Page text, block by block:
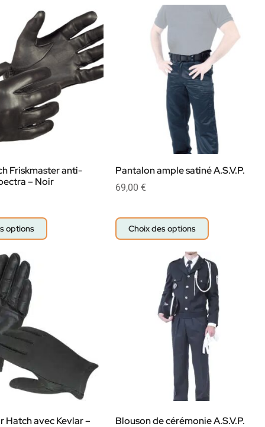
Friskmaster anti-
– Noir
options
Pantalon ample satiné A.S.V.P.
69,00€
Choix des options
Hatch avec Kevlar –
Blouson de cérémonie A.S.V.P.